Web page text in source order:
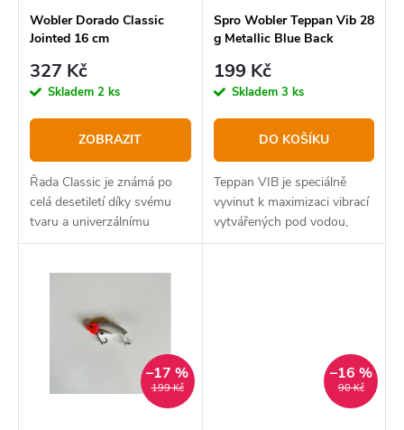
o
d
u
ů
r
o
d
u
t
ů
Wobler Dorado Classic
Jointed 16 cm
327 Kč
Skladem 2 ks
ZOBRAZIT
Řada Classic je známá po
celá desetiletí díky svému
tvaru a univerzálnímu
použití
Spro Wobler Teppan Vib 28
g Metallic Blue Back
199 Kč
Skladem 3 ks
DO KOŠÍKU
Teppan VIB je speciálně
vyvinut k maximizaci vibrací
vytvářených pod vodou,
199 Kč
–17 %
90 Kč
–16 %